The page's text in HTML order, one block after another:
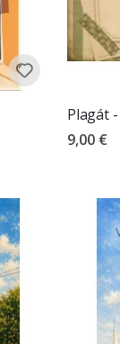
Plagát
9,00 €